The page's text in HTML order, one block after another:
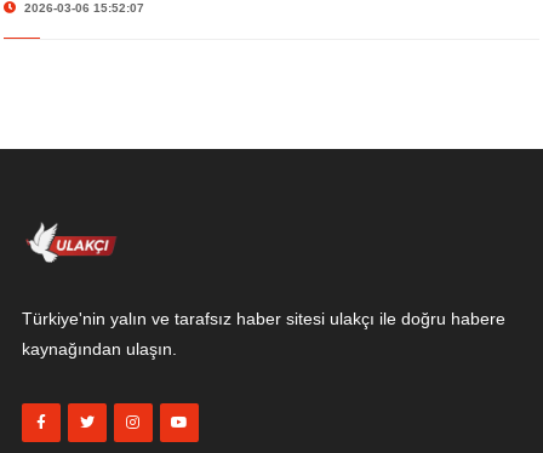
2026-03-06 15:52:07
Türkiye'nin yalın ve tarafsız haber sitesi ulakçı ile doğru habere
kaynağından ulaşın.